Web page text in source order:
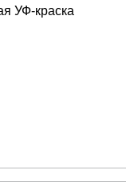
УФ-краска